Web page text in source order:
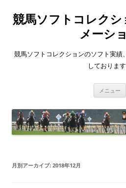
競馬ソフトコレクシ
メーシ
競馬ソフトコレクションのソフト実績
しております
メニュー
月別アーカイブ: 2018年12月